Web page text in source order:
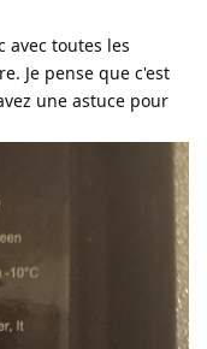
avec toutes les
Je pense que c'est
une astuce pour